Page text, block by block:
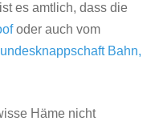
es amtlich, dass die
oder auch vom
Bahn,
Häme nicht